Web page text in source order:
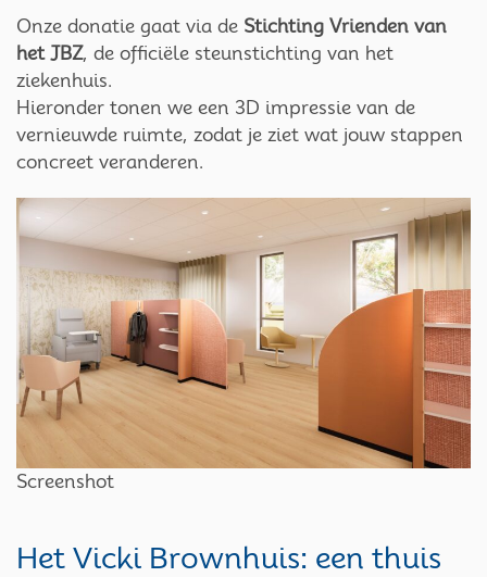
Onze donatie gaat via de Stichting Vrienden van
het JBZ, de officiële steunstichting van het
ziekenhuis.
Hieronder tonen we een 3D impressie van de
vernieuwde ruimte, zodat je ziet wat jouw stappen
concreet veranderen.
Screenshot
Het Vicki Brownhuis: een thuis